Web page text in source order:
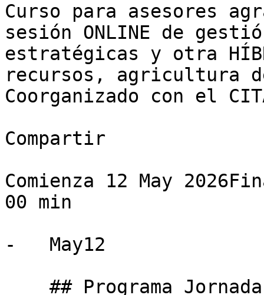
Curso para asesores
sesión ONLINE de
estratégicas y otra
recursos, agricultura
Coorganizado con el
Compartir
Comienza 12 May
00 min
-   May12